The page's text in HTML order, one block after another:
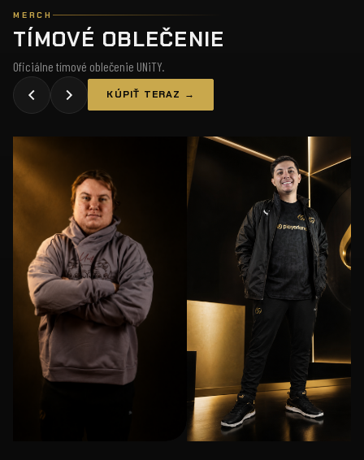
MERCH
TÍMOVÉ OBLEČENIE
Oficiálne tímové oblečenie UNiTY.
KÚPIŤ TERAZ →